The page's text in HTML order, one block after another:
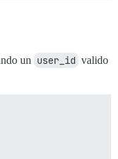
un user_id valido